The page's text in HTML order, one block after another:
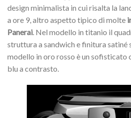
design minimalista in cui risalta la
a ore 9, altro aspetto tipico di molte
Panerai. Nel modello in titanio il
struttura a sandwich e finitura satiné
modello in oro rosso è un
blu a contrasto.